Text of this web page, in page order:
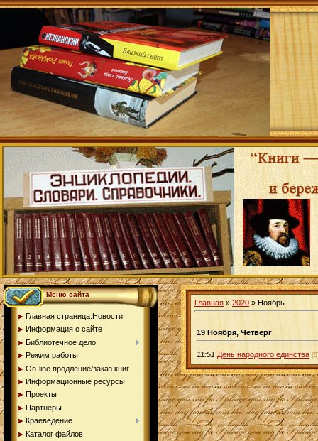
Меню сайта
Главная страница.Новости
Информация о сайте
Библиотечное дело
Режим работы
On-line продление/заказ книг
Информационные ресурсы
Проекты
Партнеры
Краеведение
Каталог файлов
Главная » 2020 » Ноябрь
19 Ноября, Четверг
11:51 День народного единства